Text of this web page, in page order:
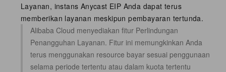
Layanan, instans Anycast EIP Anda dapat terus
memberikan layanan meskipun pembayaran tertunda.
Alibaba Cloud menyediakan fitur Perlindungan
Penangguhan Layanan. Fitur ini memungkinkan Anda
terus menggunakan resource bayar sesuai penggunaan
selama periode tertentu atau dalam kuota tertentu